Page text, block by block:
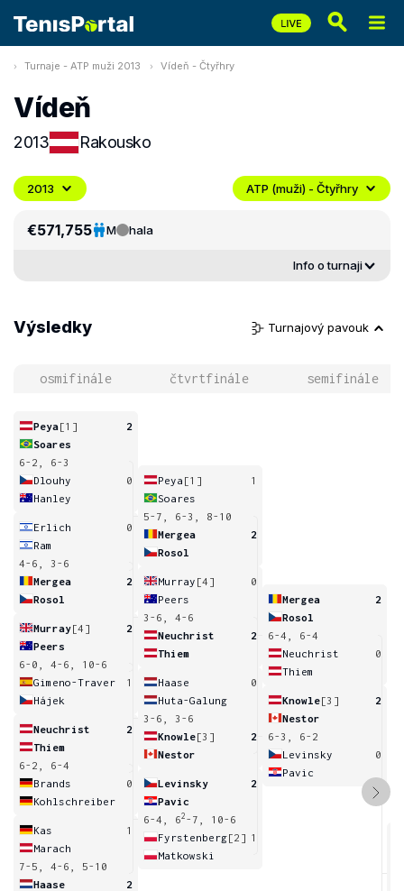
Turnaje - ATP muži 2013 Vídeň - Čtyřhry
Vídeň
2013 Rakousko
2013 ATP (muži) - Čtyřhry
€571,755 M hala
Info o turnaji
Výsledky Turnajový pavouk
osmifinále čtvrtfinále semifinále
Peya[1]
2
Soares
6-2, 6-3
Dlouhy
0
Hanley
Erlich
0
Ram
4-6, 3-6
Mergea
2
Rosol
Murray[4]
2
Peers
6-0, 4-6, 10-6
Gimeno-Traver
1
Hájek
Neuchrist
2
Thiem
6-2, 6-4
Brands
0
Kohlschreiber
Kas
1
Marach
7-5, 4-6, 5-10
Haase
2
Peya [1]
1
Soares
5-7, 6-3, 8-10
Mergea
2
Rosol
Murray [4]
0
Peers
3-6, 4-6
Neuchrist
2
Thiem
Haase
0
Huta-Galung
3-6, 3-6
Knowle[3]
2
Nestor
Levinsky
2
Pavic
6-4, 62 -7, 10-6
Fyrstenberg[2] 1
Matkowski
Mergea
2
Rosol
6-4, 6-4
Neuchrist
0
Thiem
Knowle[3]
2
Nestor
6-3, 6-2
Levinsky
0
Pavic